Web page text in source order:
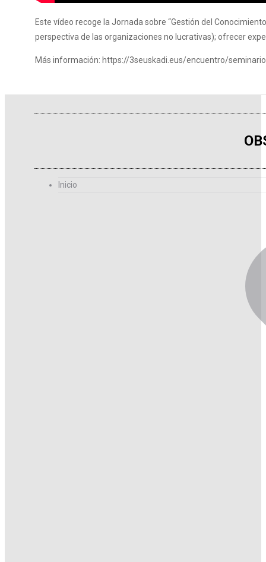
Este vídeo recoge la Jornada sobre “Gestión del
perspectiva de las organizaciones no lucrativas); ofrecer
Más información: https://3seuskadi.eus/encuentro/
Inicio